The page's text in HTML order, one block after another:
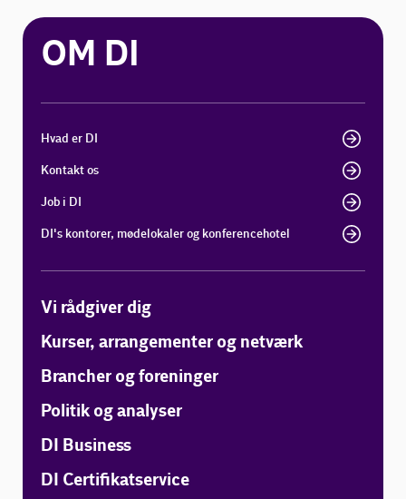
OM DI
Hvad er DI
Kontakt os
Job i DI
DI's kontorer, mødelokaler og konferencehotel
Vi rådgiver dig
Kurser, arrangementer og netværk
Brancher og foreninger
Politik og analyser
DI Business
DI Certifikatservice